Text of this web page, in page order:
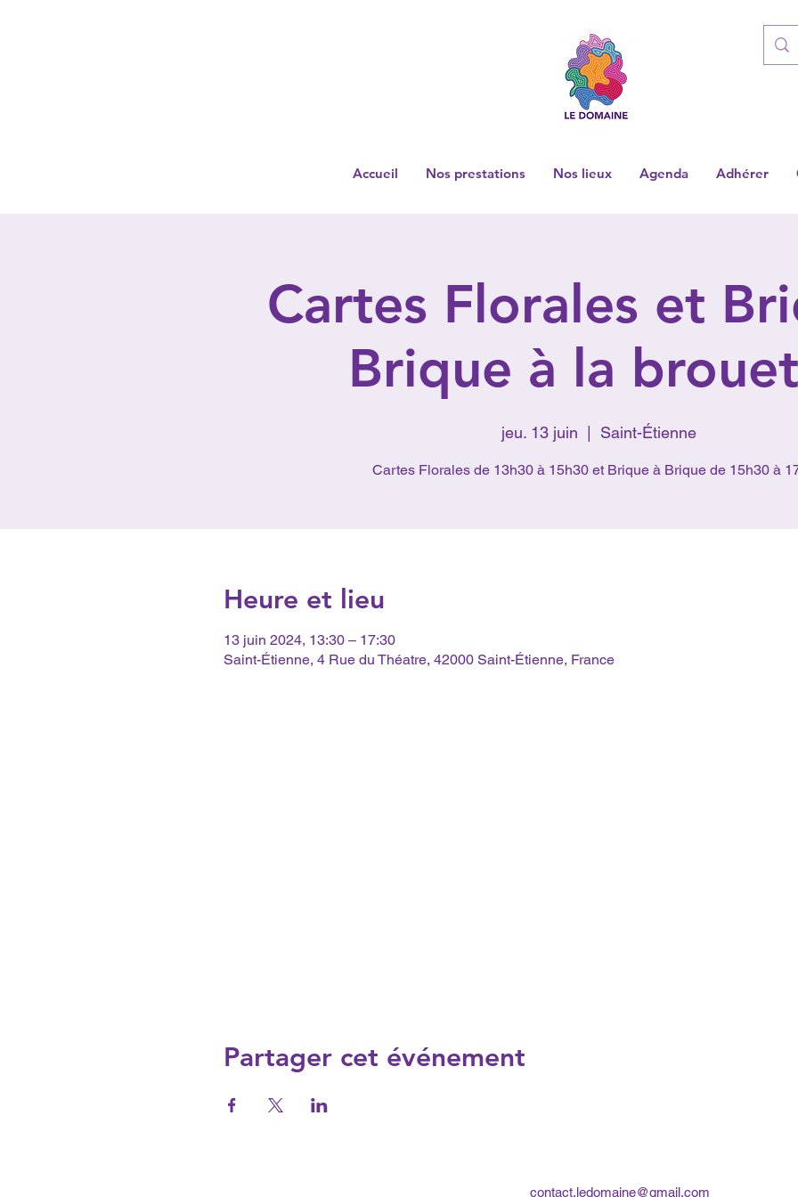
Accueil Nos prestations Nos lieux Agenda Adhérer
Cartes Florales et
Brique à la
jeu. 13 juin Saint-Étienne
Cartes Florales de 13h30 à 15h30 et Brique à Brique de 15h30 à
Heure et lieu
13 juin 2024, 13:30 – 17:30
Saint-Étienne, 4 Rue du Théatre, 42000 Saint-Étienne, France
Partager cet événement
contact.ledomaine@gmail.com